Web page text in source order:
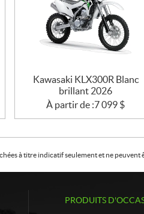
Kawasaki KLX300R Blanc
brillant 2026
À partir de :7 099 $
à titre indicatif seulement et ne
PRODUITS